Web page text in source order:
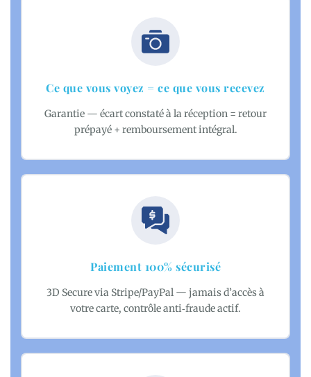
Ce que vous voyez = ce que vous recevez
Garantie — écart constaté à la réception = retour
prépayé + remboursement intégral.
Paiement 100% sécurisé
3D Secure via Stripe/PayPal — jamais d’accès à
votre carte, contrôle anti‑fraude actif.